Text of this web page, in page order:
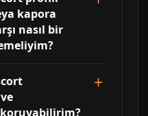
kapora
nasıl bir